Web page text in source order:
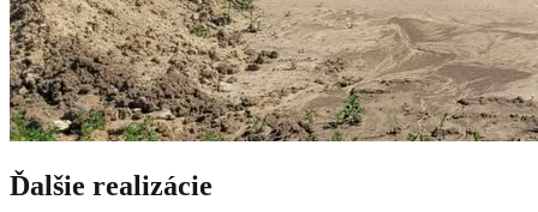
Ďalšie realizácie